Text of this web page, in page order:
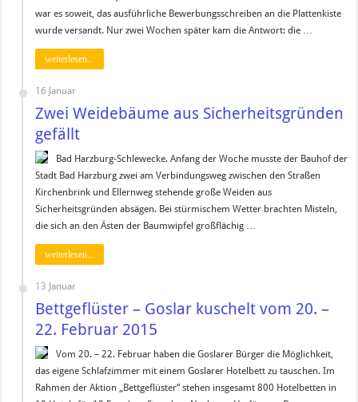
war es soweit, das ausführliche Bewerbungsschreiben an die Plattenkiste
wurde versandt. Nur zwei Wochen später kam die Antwort: die …
weiterlesen...
16 Januar
Zwei Weidebäume aus Sicherheitsgründen
gefällt
Bad Harzburg-Schlewecke. Anfang der Woche musste der Bauhof der
Stadt Bad Harzburg zwei am Verbindungsweg zwischen den Straßen
Kirchenbrink und Ellernweg stehende große Weiden aus
Sicherheitsgründen absägen. Bei stürmischem Wetter brachten Misteln,
die sich an den Ästen der Baumwipfel großflächig …
weiterlesen...
13 Januar
Bettgeflüster – Goslar kuschelt vom 20. –
22. Februar 2015
Vom 20. – 22. Februar haben die Goslarer Bürger die Möglichkeit,
das eigene Schlafzimmer mit einem Goslarer Hotelbett zu tauschen. Im
Rahmen der Aktion „Bettgeflüster“ stehen insgesamt 800 Hotelbetten in